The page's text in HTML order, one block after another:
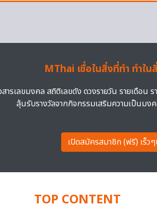
MThai เชื่อในสิ่งที่ทำ ทำใน
สารเลขมงคล สถิติเลขดัง ดวงรายวัน รายเดือน
ลุ้นรับรางวัลจากกิจกรรมเสริมความเป็นมง
เปิดสมัครสมาชิก (ฟรี) เร็ว
TOP CONTENT